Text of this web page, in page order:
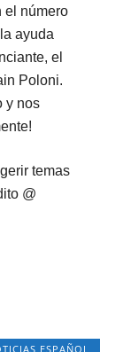
el número
ayuda
el
Poloni.
y nos
temas
@
ESPAÑOL